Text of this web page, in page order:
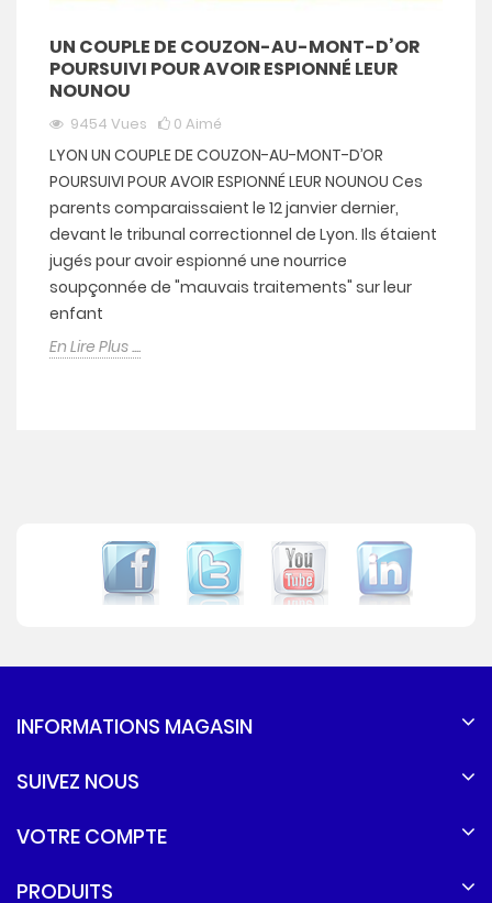
UN COUPLE DE COUZON-AU-MONT-D’OR
POURSUIVI POUR AVOIR ESPIONNÉ LEUR
NOUNOU
9454 Vues 0 Aimé
LYON UN COUPLE DE COUZON-AU-MONT-D’OR
POURSUIVI POUR AVOIR ESPIONNÉ LEUR NOUNOU Ces
parents comparaissaient le 12 janvier dernier,
devant le tribunal correctionnel de Lyon. Ils étaient
jugés pour avoir espionné une nourrice
soupçonnée de "mauvais traitements" sur leur
enfant
En Lire Plus ....
INFORMATIONS MAGASIN
SUIVEZ NOUS
VOTRE COMPTE
PRODUITS